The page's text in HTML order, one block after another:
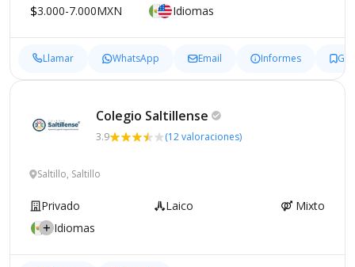
3.000-7.000MXN
Idiomas
Llamar WhatsApp Email Informes
Colegio Saltillense
3.9 (12 valoraciones)
Saltillo, Saltillo
Privado Laico
Mixto
Idiomas